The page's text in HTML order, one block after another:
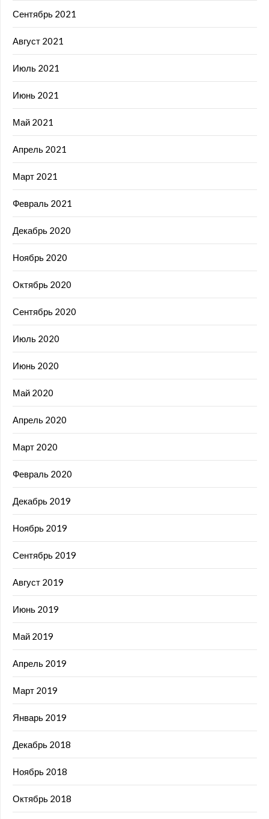
Сентябрь 2021
Август 2021
Июль 2021
Июнь 2021
Май 2021
Апрель 2021
Март 2021
Февраль 2021
Декабрь 2020
Ноябрь 2020
Октябрь 2020
Сентябрь 2020
Июль 2020
Июнь 2020
Май 2020
Апрель 2020
Март 2020
Февраль 2020
Декабрь 2019
Ноябрь 2019
Сентябрь 2019
Август 2019
Июнь 2019
Май 2019
Апрель 2019
Март 2019
Январь 2019
Декабрь 2018
Ноябрь 2018
Октябрь 2018